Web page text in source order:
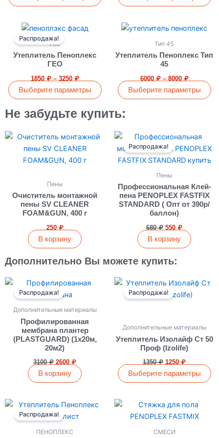
можно
на
странице
товара.
можно
на
странице
товара.
Распродажа!
Гео
Утеплитель Пеноплекс
ГЕО
1850 ₽ – 3250 ₽
Диапазон
цен:
3250 ₽
Выберите параметры
Этот
товар
имеет
несколько
вариаций.
Опции
можно
выбрать
на
странице
товара.
Тип 45
Утеплитель Пеноплекс Тип
45
6000 ₽ – 8000 ₽
Диапазон
8000 ₽
Выберите параметры
Этот
товар
имеет
несколько
вариаций.
Опции
можно
странице
товара.
Не забудьте купить:
Пены
Очиститель монтажной
пены SV CLEANER
FOAM&GUN, 400 г
250 ₽
В корзину
Распродажа!
Пены
Профессиональная Клей-
пена PENOPLEX FASTFIX
STANDARD ( Опт от 390р/
баллон)
680₽
Первоначальная
цена
составляла
680 ₽.
550 ₽
Текущая
550 ₽.
В корзину
Дополнительно Вы можете купить:
Распродажа!
Дополнительные материалы
Профилированная
мембрана плантер
(PLASTGUARD) (1х20м,
20м2)
3100₽
Первоначальная
цена
составляла
2600 ₽
Текущая
В корзину
Распродажа!
Дополнительные материалы
Утеплитель Изолайф Ст 50
Проф (Izolife)
1350₽
Первоначальная
цена
составляла
1250 ₽
Текущая
цена:
1250 ₽.
Выберите параметры
Этот
товар
вариаций.
Опции
можно
выбрать
на
Распродажа!
ПЕНОПЛЕКС
Диапазон
125 ₽
Этот
товар
имеет
СМЕСИ